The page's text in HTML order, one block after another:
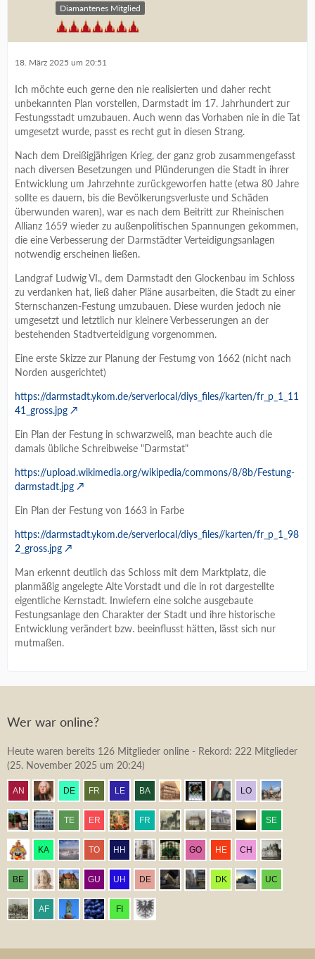
Diamantenes Mitglied
18. März 2025 um 20:51
Ich möchte euch gerne den nie realisierten und daher recht
unbekannten Plan vorstellen, Darmstadt im 17. Jahrhundert zur
Festungsstadt umzubauen. Auch wenn das Vorhaben nie in die Tat
umgesetzt wurde, passt es recht gut in diesen Strang.
Nach dem Dreißigjährigen Krieg, der ganz grob zusammengefasst
nach diversen Besetzungen und Plünderungen die Stadt in ihrer
Entwicklung um Jahrzehnte zurückgeworfen hatte (etwa 80 Jahre
sollte es dauern, bis die Bevölkerungsverluste und Schäden
überwunden waren), war es nach dem Beitritt zur Rheinischen
Allianz 1659 wieder zu außenpolitischen Spannungen gekommen,
die eine Verbesserung der Darmstädter Verteidigungsanlagen
notwendig erscheinen ließen.
Landgraf Ludwig VI., dem Darmstadt den Glockenbau im Schloss
zu verdanken hat, ließ daher Pläne ausarbeiten, die Stadt zu einer
Sternschanzen-Festung umzubauen. Diese wurden jedoch nie
umgesetzt und letztlich nur kleinere Verbesserungen an der
bestehenden Stadtverteidigung vorgenommen.
Eine erste Skizze zur Planung der Festumg von 1662 (nicht nach
Norden ausgerichtet)
https://darmstadt.ykom.de/serverlocal/diys_files//karten/fr_p_1_11
41_gross.jpg
Ein Plan der Festung in schwarzweiß, man beachte auch die
damals übliche Schreibweise "Darmstat"
https://upload.wikimedia.org/wikipedia/commons/8/8b/Festung-
darmstadt.jpg
Ein Plan der Festung von 1663 in Farbe
https://darmstadt.ykom.de/serverlocal/diys_files//karten/fr_p_1_98
2_gross.jpg
Man erkennt deutlich das Schloss mit dem Marktplatz, die
planmäßig angelegte Alte Vorstadt und die in rot dargestellte
eigentliche Kernstadt. Inwiefern eine solche ausgebaute
Festungsanlage den Charakter der Stadt und ihre historische
Entwicklung verändert bzw. beeinflusst hätten, lässt sich nur
mutmaßen.
Wer war online?
Heute waren bereits 126 Mitglieder online - Rekord: 222 Mitglieder
(25. November 2025 um 20:24)